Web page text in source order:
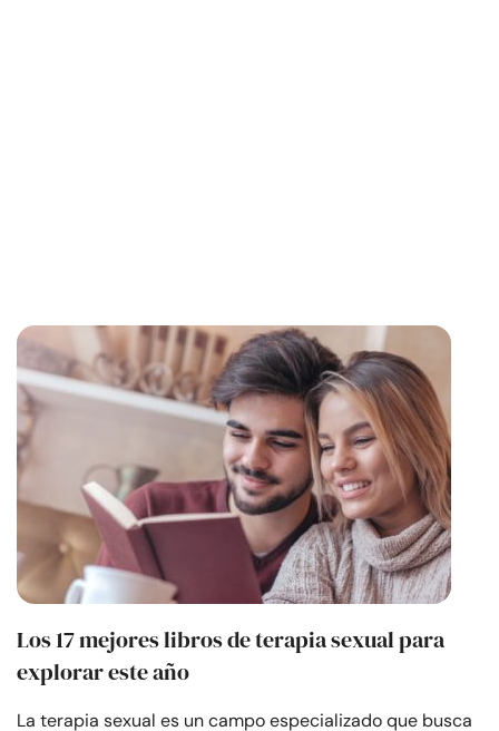
Los 17 mejores libros de terapia sexual para
explorar este año
La terapia sexual es un campo especializado que busca